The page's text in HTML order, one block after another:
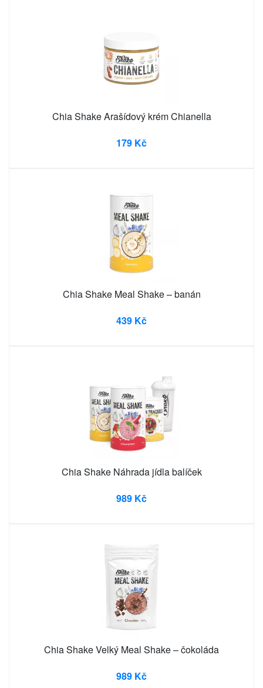
Chia Shake Arašídový krém Chianella
179 Kč
Chia Shake Meal Shake – banán
439 Kč
Chia Shake Náhrada jídla balíček
989 Kč
Chia Shake Velký Meal Shake – čokoláda
989 Kč